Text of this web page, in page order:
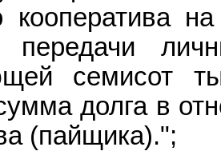
кооператива
передачи
семисот
долга в
(пайщика).";